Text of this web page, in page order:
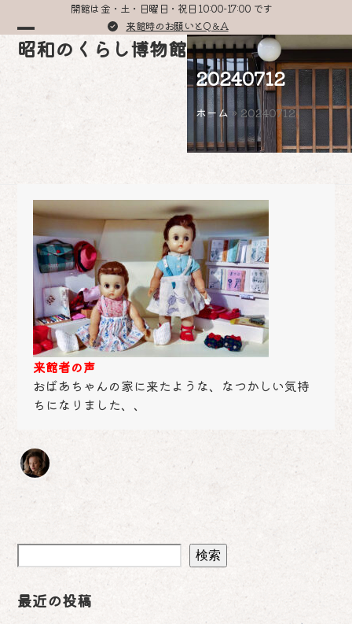
content
開館は 金・土・日曜日・祝日 10:00-17:00 です
来館時のお願いとQ＆A
昭和のくらし博物館
Open
menu
Close
menu
20240712
ホーム »20240712
来館者の声
おばあちゃんの家に来たような、なつかしい気持
ちになりました、、
検索
最近の投稿